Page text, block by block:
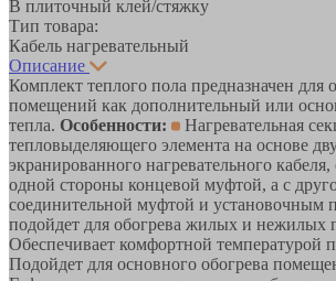
В плиточный клей/стяжку
Тип товара:
Кабель нагревательный
Описание
Комплект теплого пола предназначен для
помещений как дополнительный или
тепла. Особенности:
Нагревательная
тепловыделяющего элемента на основе
экранированного нагревательного
одной стороны концевой муфтой, а с
соединительной муфтой и установочным
подойдет для обогрева жилых и нежилых
Обеспечивает комфортной температурой
Подойдет для основного обогрева